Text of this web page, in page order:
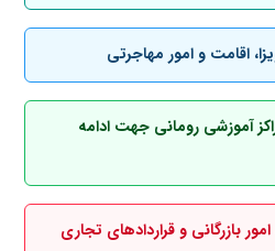
اقامت و امور مهاجرتی
آموزشی رومانی جهت ادامه
بازرگانی و قراردادهای تجاری